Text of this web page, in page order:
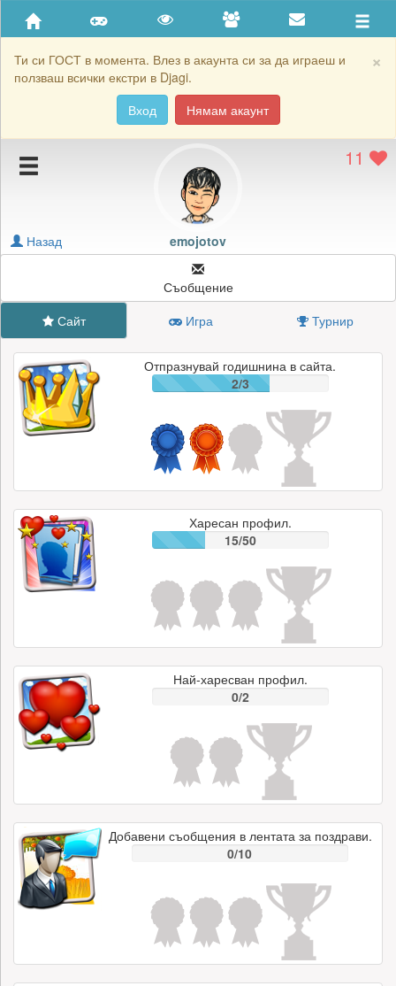
×
Ти си ГОСТ в момента. Влез в акаунта си за да играеш и
ползваш всички екстри в Djagi.
Вход
Нямам акаунт
Приятели
Хронология на игри
Подаръците на emojotov
Блокирай emojotov
11
emojotov
Назад
Съобщение
Сайт
Игра Турнир
Отпразнувай годишнина в сайта.
2/3
Харесан профил.
15/50
Най-харесван профил.
0/2
Добавени съобщения в лентата за поздрави.
0/10